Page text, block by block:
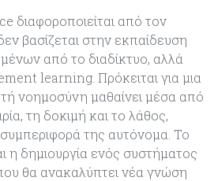
από τον
βασίζεται στην εκπαίδευση
από το διαδίκτυο, αλλά
learning. Πρόκειται για μια
νοημοσύνη μαθαίνει μέσα από
τη δοκιμή και το λάθος,
της αυτόνομα. Το
η δημιουργία ενός συστήματος
θα ανακαλύπτει νέα γνώση